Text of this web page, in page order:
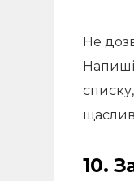
Не
10.